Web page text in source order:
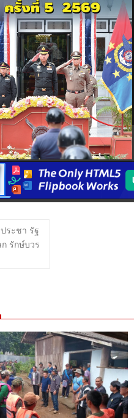
ระชา รัฐ
รักษ์บวร